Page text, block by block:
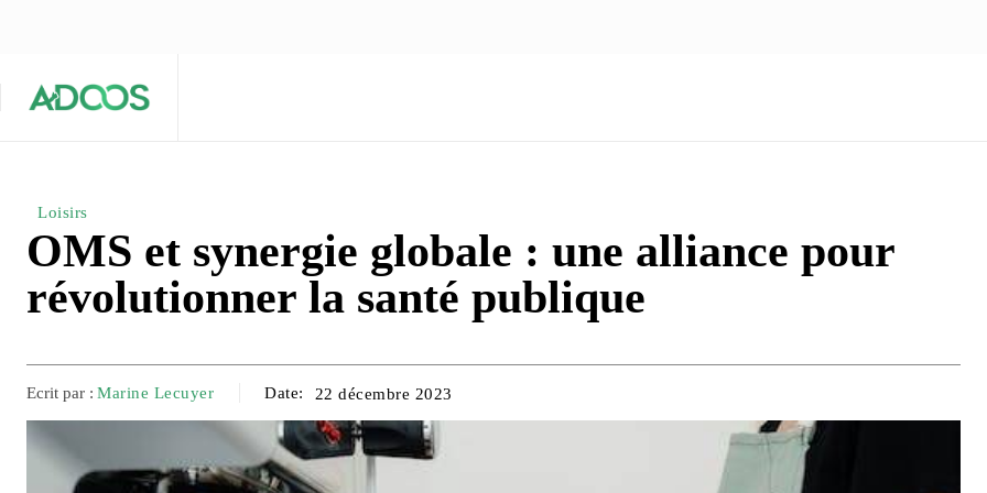
Loisirs
OMS et synergie globale : une alliance pour
révolutionner la santé publique
Ecrit par : Marine Lecuyer Date: 22 décembre 2023